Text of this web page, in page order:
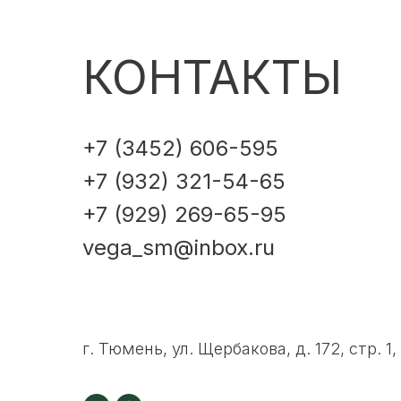
КОНТАКТЫ
+7 (3452) 606-595
+7 (932) 321-54-65
+7 (929) 269-65-95
vega_sm@inbox.ru
г. Тюмень, ул. Щербакова, д. 172, стр.